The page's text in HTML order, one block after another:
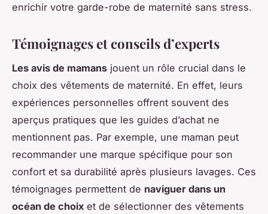
enrichir votre garde-robe de maternité sans stress.
Témoignages et conseils d’experts
Les avis de mamans jouent un rôle crucial dans le
choix des vêtements de maternité. En effet, leurs
expériences personnelles offrent souvent des
aperçus pratiques que les guides d’achat ne
mentionnent pas. Par exemple, une maman peut
recommander une marque spécifique pour son
confort et sa durabilité après plusieurs lavages. Ces
témoignages permettent de naviguer dans un
océan de choix et de sélectionner des vêtements